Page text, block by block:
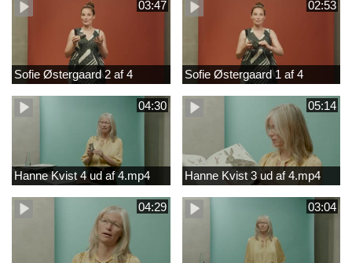
03:47
Sofie Østergaard 2 af 4
02:53
Sofie Østergaard 1 af 4
04:30
Hanne Kvist 4 ud af 4.mp4
05:14
Hanne Kvist 3 ud af 4.mp4
04:29 03:04